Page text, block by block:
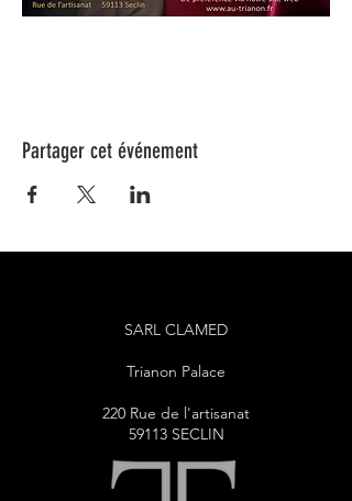
Partager cet événement
SARL CLAMED
Trianon Palace
220 Rue de l'artisanat
59113 SECLIN